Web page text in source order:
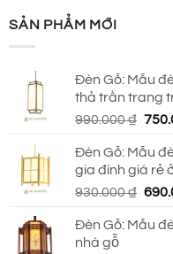
SẢN PHẨM MỚI
Đèn Gỗ: Mẫu
thả trần trang
990.000₫ Giá
là:
Đèn Gỗ: Mẫu
gia đình giá rẻ
930.000₫ Giá
là:
Đèn Gỗ: Mẫu
nhà gỗ